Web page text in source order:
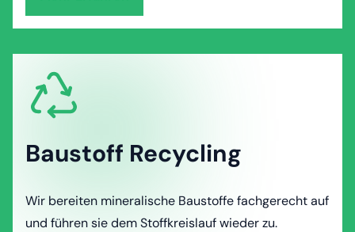
Baustoff Recycling
Wir bereiten mineralische Baustoffe fachgerecht auf
und führen sie dem Stoffkreislauf wieder zu.